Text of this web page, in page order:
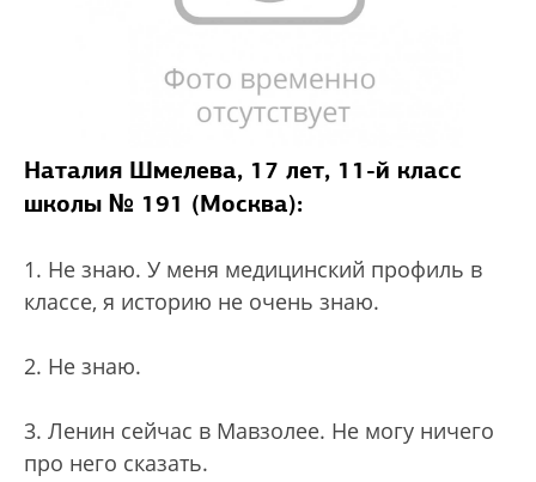
Наталия Шмелева, 17 лет, 11-й класс
школы № 191 (Москва):
1. Не знаю. У меня медицинский профиль в
классе, я историю не очень знаю.
2. Не знаю.
3. Ленин сейчас в Мавзолее. Не могу ничего
про него сказать.